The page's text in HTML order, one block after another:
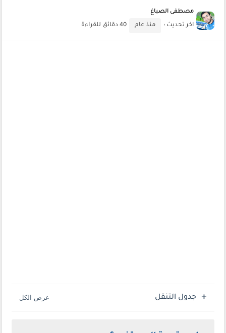
مصطفى الصباغ
اخر تحديث : منذ عام 40 دقائق للقراءة
جدول التنقل